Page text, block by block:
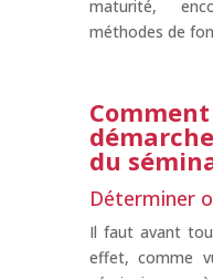
maturité,
méthodes de
du
Déterminer
Il faut avant
effet, comme